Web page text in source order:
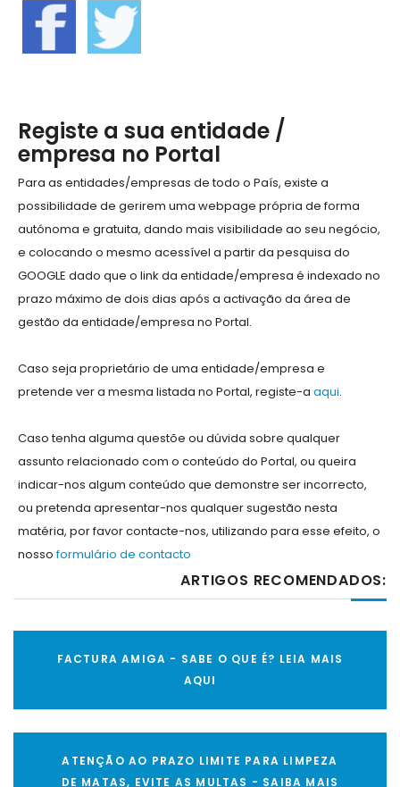
Registe a sua entidade /
empresa no Portal
Para as entidades/empresas de todo o País, existe a
possibilidade de gerirem uma webpage própria de forma
autónoma e gratuita, dando mais visibilidade ao seu negócio,
e colocando o mesmo acessível a partir da pesquisa do
GOOGLE dado que o link da entidade/empresa é indexado no
prazo máximo de dois dias após a activação da área de
gestão da entidade/empresa no Portal.
Caso seja proprietário de uma entidade/empresa e
pretende ver a mesma listada no Portal, registe-a aqui.
Caso tenha alguma questõe ou dúvida sobre qualquer
assunto relacionado com o conteúdo do Portal, ou queira
indicar-nos algum conteúdo que demonstre ser incorrecto,
ou pretenda apresentar-nos qualquer sugestão nesta
matéria, por favor contacte-nos, utilizando para esse efeito, o
nossoformulário de contacto
ARTIGOS RECOMENDADOS:
FACTURA AMIGA - SABE O QUE É? LEIA MAIS
AQUI
ATENÇÃO AO PRAZO LIMITE PARA LIMPEZA
DE MATAS, EVITE AS MULTAS - SAIBA MAIS